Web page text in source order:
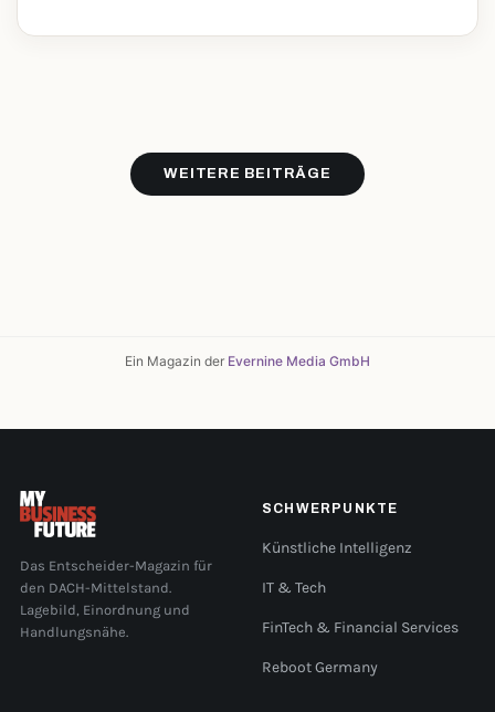
WEITERE BEITRÄGE
Ein Magazin der Evernine Media GmbH
Das Entscheider-Magazin für
den DACH-Mittelstand.
Lagebild, Einordnung und
Handlungsnähe.
SCHWERPUNKTE
Künstliche Intelligenz
IT & Tech
FinTech & Financial Services
Reboot Germany